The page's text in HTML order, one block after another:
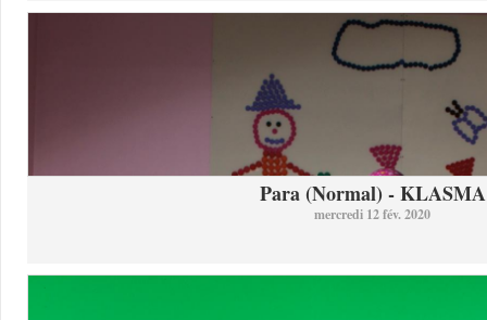
Para (Normal) - KLASMA
mercredi 12 fév. 2020